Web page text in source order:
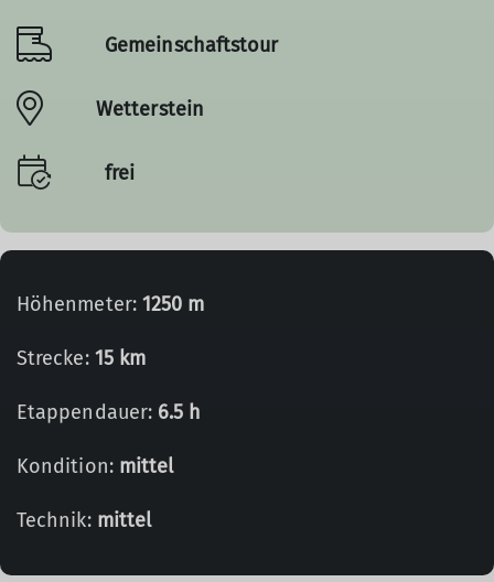
Gemeinschaftstour
Wetterstein
frei
Höhenmeter: 1250 m
Strecke: 15 km
Etappendauer: 6.5 h
Kondition: mittel
Technik: mittel